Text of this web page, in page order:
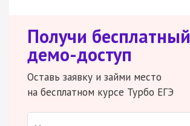
Получи бесплатный
демо-доступ
Оставь заявку и займи место
на бесплатном курсе Турбо ЕГЭ